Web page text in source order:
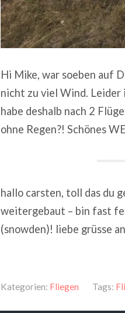
Hi Mike, war soeben auf
nicht zu viel Wind. Leider
habe deshalb nach 2
ohne Regen?! Schönes
hallo carsten, toll das du
weitergebaut – bin fast
(snowden)! liebe grüsse
Kategorien: Fliegen Tags: